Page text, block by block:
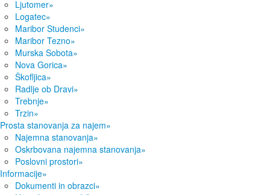
Ljutomer»
Logatec»
Maribor Studenci»
Maribor Tezno»
Murska Sobota»
Nova Gorica»
Škofljica»
Radlje ob Dravi»
Trebnje»
Trzin»
Prosta stanovanja za najem»
Najemna stanovanja»
Oskrbovana najemna stanovanja»
Poslovni prostori»
Informacije»
Dokumenti in obrazci»